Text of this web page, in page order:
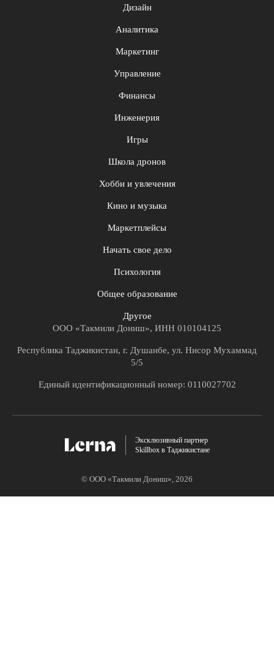
Дизайн
Аналитика
Маркетинг
Управление
Финансы
Инженерия
Игры
Школа дронов
Хобби и увлечения
Кино и музыка
Маркетплейсы
Начать свое дело
Психология
Общее образование
Другое
ООО «Такмили Дониш», ИНН 010104125
Республика Таджикистан, г. Душанбе, ул. Нисор Мухаммад
5/5
Единый идентификационный номер: 0110027702
Эксклюзивный партнер
Skillbox в Таджикистане
© ООО «Такмили Дониш», 2026